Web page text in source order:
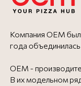
Компания OEM
года
OEM -
В их модельном